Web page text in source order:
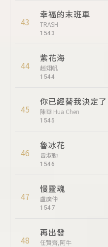
43
幸福的末班車
TRASH
1543
44
紫花海
趙翊帆
1544
45
你已經替我決定了
陳華 Hua Chen
1545
46
魯冰花
曾淑勤
1546
47
慢靈魂
盧廣仲
1547
48
再出發
任賢齊,阿牛